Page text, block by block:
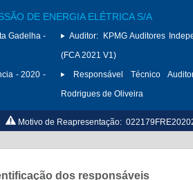
DE ENERGIA ELÉTRICA S/A
Gadelha -
- 2020 -
Auditor:
KPMG Auditores
(FCA 2021 V1)
Responsável Técnico
Rodrigues de Oliveira
Motivo de Reapresentação: